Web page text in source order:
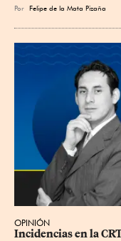
Por Felipe de la Mata Pizaña
OPINIÓN
Incidencias en la